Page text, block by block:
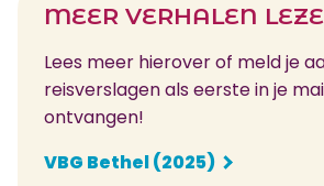
MEER VERHALEN
Lees meer hierover of meld je
reisverslagen als eerste in je
ontvangen!
VBG Bethel (2025)